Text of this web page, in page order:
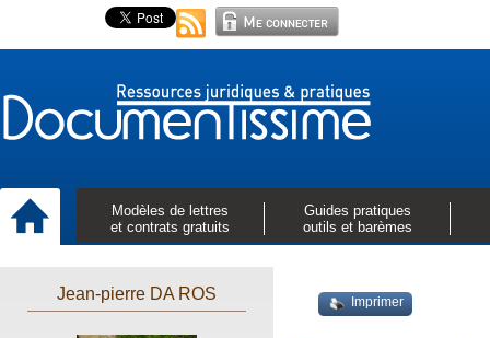
Modèles de lettres
et contrats gratuits
Guides pratiques
outils et barèmes
Jean-pierre DA ROS Imprimer